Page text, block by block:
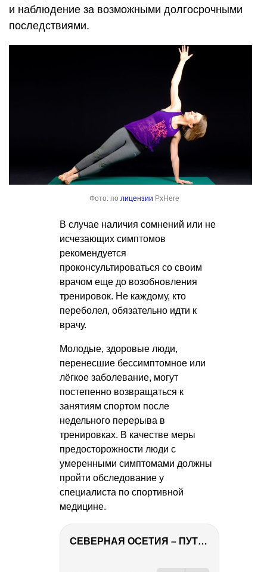
и наблюдение за возможными долгосрочными
последствиями.
Фото: по лицензии PxHere
В случае наличия сомнений или не
исчезающих симптомов
рекомендуется
проконсультироваться со своим
врачом еще до возобновления
тренировок. Не каждому, кто
переболел, обязательно идти к
врачу.
Молодые, здоровые люди,
перенесшие бессимптомное или
лёгкое заболевание, могут
постепенно возвращаться к
занятиям спортом после
недельного перерыва в
тренировках. В качестве меры
предосторожности люди с
умеренными симптомами должны
пройти обследование у
специалиста по спортивной
медицине.
СЕВЕРНАЯ ОСЕТИЯ – ПУТЕШЕСТВИЕ НА КАВКАЗ часть 4